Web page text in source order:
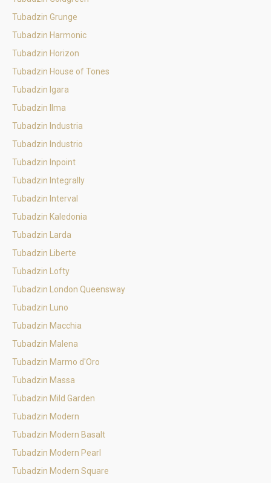
Tubadzin Grunge
Tubadzin Harmonic
Tubadzin Horizon
Tubadzin House of Tones
Tubadzin Igara
Tubadzin Ilma
Tubadzin Industria
Tubadzin Industrio
Tubadzin Inpoint
Tubadzin Integrally
Tubadzin Interval
Tubadzin Kaledonia
Tubadzin Larda
Tubadzin Liberte
Tubadzin Lofty
Tubadzin London Queensway
Tubadzin Luno
Tubadzin Macchia
Tubadzin Malena
Tubadzin Marmo d'Oro
Tubadzin Massa
Tubadzin Mild Garden
Tubadzin Modern
Tubadzin Modern Basalt
Tubadzin Modern Pearl
Tubadzin Modern Square